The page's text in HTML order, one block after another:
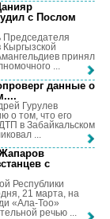
с Послом
Председателя
принял
...
данные о
.
Гурулев
о том, что его
в Забайкальском
...
с
Республики
21 марта, на
«Ала-Тоо»
речью ...